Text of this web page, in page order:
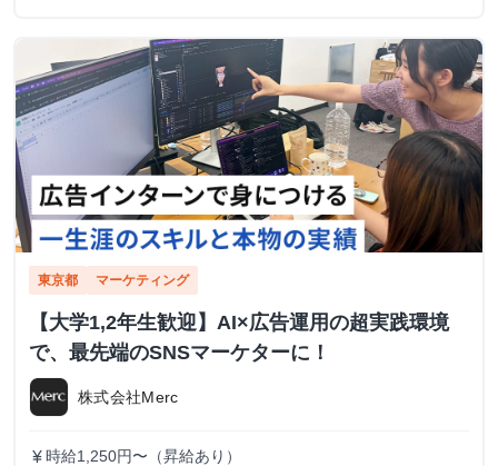
東京都 マーケティング
【大学1,2年生歓迎】AI×広告運用の超実践環境
で、最先端のSNSマーケターに！
株式会社Merc
currency_yen 時給1,250円〜（昇給あり）